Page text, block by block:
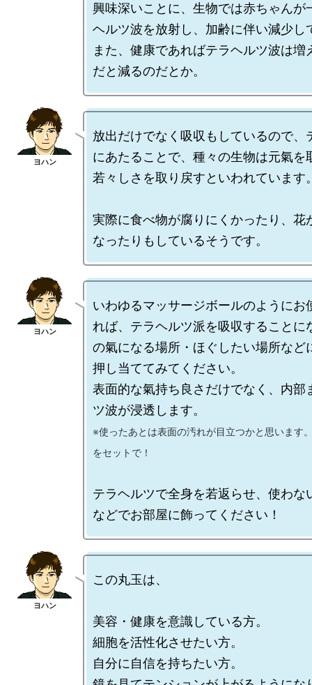
興味深いことに、生物では赤ちゃんが
ヘルツ波を放射し、加齢に伴い減少し
また、健康であればテラヘルツ波は増
放出だけでなく吸収もしているので、
にあたることで、種々の生物は元氣を
若々しさを取り戻すといわれています
実際に食べ物が腐りにくかったり、花
いわゆるマッサージボールのようにお
れば、テラヘルツ派を吸収することに
の氣になる場所・ほぐしたい場所など
押し当ててみてください。
表面的な氣持ち良さだけでなく、内部
※使ったあとは表面の汚れが目立つかと思います
をセットで！
テラヘルツで全身を若返らせ、使わな
この丸玉は、
美容・健康を意識している方。
細胞を活性化させたい方。
自分に自信を持ちたい方。